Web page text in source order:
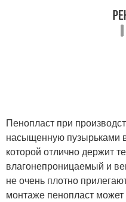
Пенопласт при
насыщенную пузырьками
которой отлично держит
влагонепроницаемый и
не очень плотно
монтаже пенопласт